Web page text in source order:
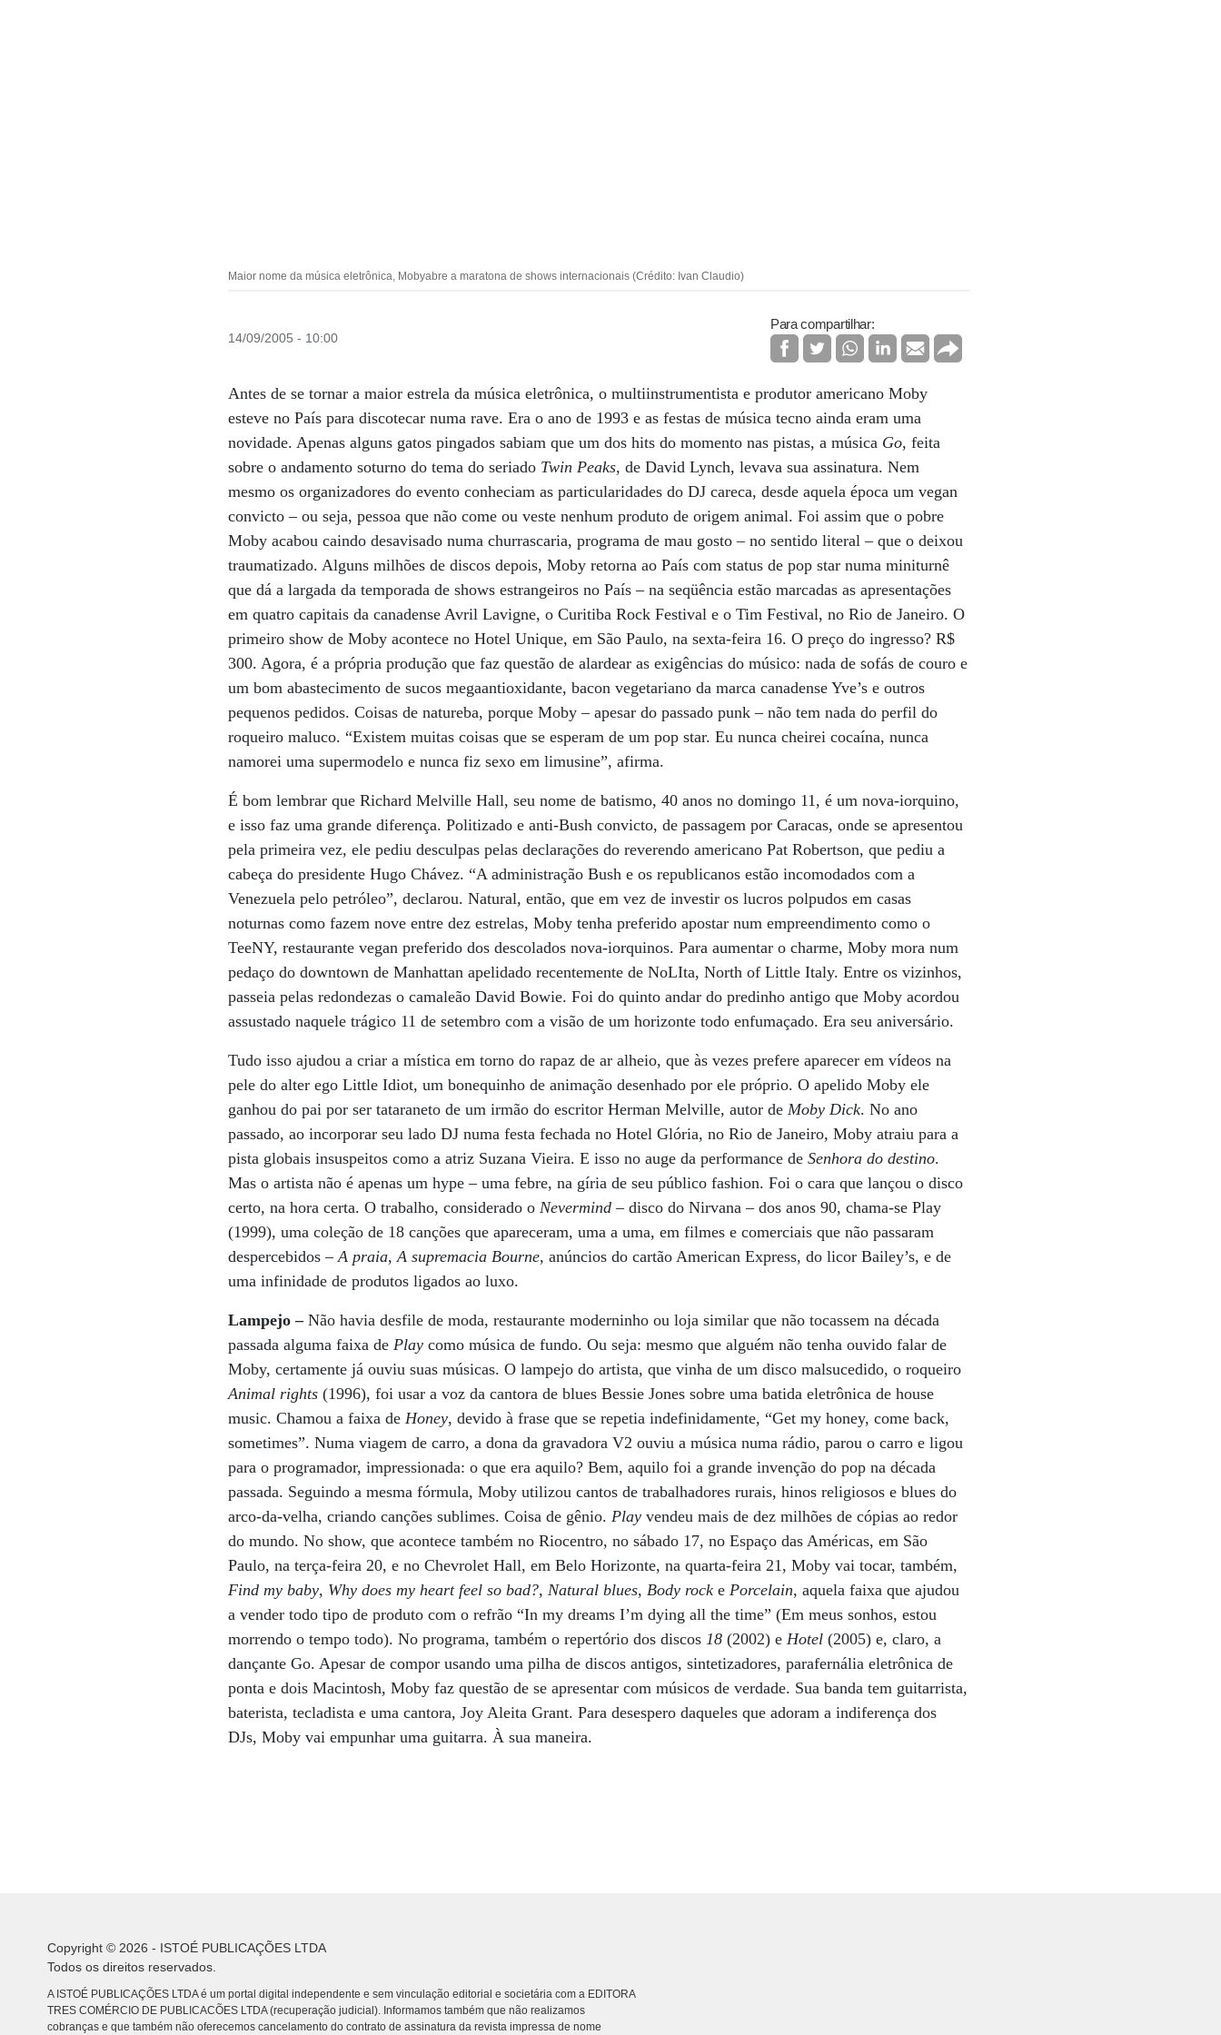
Maior nome da música eletrônica, Mobyabre a maratona de shows internacionais (Crédito: Ivan Claudio)
14/09/2005 - 10:00
Para compartilhar:
Antes de se tornar a maior estrela da música eletrônica, o multiinstrumentista e produtor americano Moby
esteve no País para discotecar numa rave. Era o ano de 1993 e as festas de música tecno ainda eram uma
novidade. Apenas alguns gatos pingados sabiam que um dos hits do momento nas pistas, a música Go, feita
sobre o andamento soturno do tema do seriado Twin Peaks, de David Lynch, levava sua assinatura. Nem
mesmo os organizadores do evento conheciam as particularidades do DJ careca, desde aquela época um vegan
convicto – ou seja, pessoa que não come ou veste nenhum produto de origem animal. Foi assim que o pobre
Moby acabou caindo desavisado numa churrascaria, programa de mau gosto – no sentido literal – que o deixou
traumatizado. Alguns milhões de discos depois, Moby retorna ao País com status de pop star numa miniturnê
que dá a largada da temporada de shows estrangeiros no País – na seqüência estão marcadas as apresentações
em quatro capitais da canadense Avril Lavigne, o Curitiba Rock Festival e o Tim Festival, no Rio de Janeiro. O
primeiro show de Moby acontece no Hotel Unique, em São Paulo, na sexta-feira 16. O preço do ingresso? R$
300. Agora, é a própria produção que faz questão de alardear as exigências do músico: nada de sofás de couro e
um bom abastecimento de sucos megaantioxidante, bacon vegetariano da marca canadense Yve’s e outros
pequenos pedidos. Coisas de natureba, porque Moby – apesar do passado punk – não tem nada do perfil do
roqueiro maluco. “Existem muitas coisas que se esperam de um pop star. Eu nunca cheirei cocaína, nunca
namorei uma supermodelo e nunca fiz sexo em limusine”, afirma.
É bom lembrar que Richard Melville Hall, seu nome de batismo, 40 anos no domingo 11, é um nova-iorquino,
e isso faz uma grande diferença. Politizado e anti-Bush convicto, de passagem por Caracas, onde se apresentou
pela primeira vez, ele pediu desculpas pelas declarações do reverendo americano Pat Robertson, que pediu a
cabeça do presidente Hugo Chávez. “A administração Bush e os republicanos estão incomodados com a
Venezuela pelo petróleo”, declarou. Natural, então, que em vez de investir os lucros polpudos em casas
noturnas como fazem nove entre dez estrelas, Moby tenha preferido apostar num empreendimento como o
TeeNY, restaurante vegan preferido dos descolados nova-iorquinos. Para aumentar o charme, Moby mora num
pedaço do downtown de Manhattan apelidado recentemente de NoLIta, North of Little Italy. Entre os vizinhos,
passeia pelas redondezas o camaleão David Bowie. Foi do quinto andar do predinho antigo que Moby acordou
assustado naquele trágico 11 de setembro com a visão de um horizonte todo enfumaçado. Era seu aniversário.
Tudo isso ajudou a criar a mística em torno do rapaz de ar alheio, que às vezes prefere aparecer em vídeos na
pele do alter ego Little Idiot, um bonequinho de animação desenhado por ele próprio. O apelido Moby ele
ganhou do pai por ser tataraneto de um irmão do escritor Herman Melville, autor deMoby Dick. No ano
passado, ao incorporar seu lado DJ numa festa fechada no Hotel Glória, no Rio de Janeiro, Moby atraiu para a
pista globais insuspeitos como a atriz Suzana Vieira. E isso no auge da performance deSenhora do destino.
Mas o artista não é apenas um hype – uma febre, na gíria de seu público fashion. Foi o cara que lançou o disco
certo, na hora certa. O trabalho, considerado oNevermind – disco do Nirvana – dos anos 90, chama-se Play
(1999), uma coleção de 18 canções que apareceram, uma a uma, em filmes e comerciais que não passaram
despercebidos –A praia,A supremacia Bourne, anúncios do cartão American Express, do licor Bailey’s, e de
uma infinidade de produtos ligados ao luxo.
Lampejo –Não havia desfile de moda, restaurante moderninho ou loja similar que não tocassem na década
passada alguma faixa dePlaycomo música de fundo. Ou seja: mesmo que alguém não tenha ouvido falar de
Moby, certamente já ouviu suas músicas. O lampejo do artista, que vinha de um disco malsucedido, o roqueiro
Animal rights (1996), foi usar a voz da cantora de blues Bessie Jones sobre uma batida eletrônica de house
music. Chamou a faixa deHoney, devido à frase que se repetia indefinidamente, “Get my honey, come back,
sometimes”. Numa viagem de carro, a dona da gravadora V2 ouviu a música numa rádio, parou o carro e ligou
para o programador, impressionada: o que era aquilo? Bem, aquilo foi a grande invenção do pop na década
passada. Seguindo a mesma fórmula, Moby utilizou cantos de trabalhadores rurais, hinos religiosos e blues do
arco-da-velha, criando canções sublimes. Coisa de gênio.Play vendeu mais de dez milhões de cópias ao redor
do mundo. No show, que acontece também no Riocentro, no sábado 17, no Espaço das Américas, em São
Paulo, na terça-feira 20, e no Chevrolet Hall, em Belo Horizonte, na quarta-feira 21, Moby vai tocar, também,
Find my baby, Why does my heart feel so bad?,Natural blues,Body rock ePorcelain, aquela faixa que ajudou
a vender todo tipo de produto com o refrão “In my dreams I’m dying all the time” (Em meus sonhos, estou
morrendo o tempo todo). No programa, também o repertório dos discos18(2002) eHotel (2005) e, claro, a
dançante Go. Apesar de compor usando uma pilha de discos antigos, sintetizadores, parafernália eletrônica de
ponta e dois Macintosh, Moby faz questão de se apresentar com músicos de verdade. Sua banda tem guitarrista,
baterista, tecladista e uma cantora, Joy Aleita Grant. Para desespero daqueles que adoram a indiferença dos
DJs, Moby vai empunhar uma guitarra. À sua maneira.
Copyright © 2026 - ISTOÉ PUBLICAÇÕES LTDA
Todos os direitos reservados.
A ISTOÉ PUBLICAÇÕES LTDA é um portal digital independente e sem vinculação editorial e societária com a EDITORA
TRES COMÉRCIO DE PUBLICACÕES LTDA (recuperação judicial). Informamos também que não realizamos
cobranças e que também não oferecemos cancelamento do contrato de assinatura da revista impressa de nome